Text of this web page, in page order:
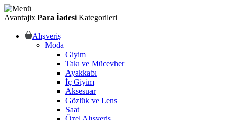
Avantajix Para İadesi Kategorileri
Alışveriş
Moda
Giyim
Takı ve Mücevher
Ayakkabı
İç Giyim
Aksesuar
Gözlük ve Lens
Saat